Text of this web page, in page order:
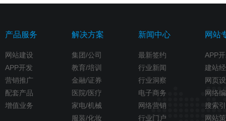
产品服务
网站建设
APP开发
营销推广
配套产品
增值业务
解决方案
集团/公司
教育/培训
金融/证券
医院/医疗
家电/机械
服装/化妆
新闻中心
最新签约
行业新闻
行业洞察
电子商务
网络营销
行业门户
网站
APP
建站
网页
网络
搜索
网站